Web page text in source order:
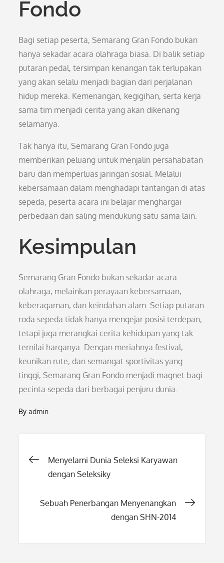
Fondo
Bagi setiap peserta, Semarang Gran Fondo bukan
hanya sekadar acara olahraga biasa. Di balik setiap
putaran pedal, tersimpan kenangan tak terlupakan
yang akan selalu menjadi bagian dari perjalanan
hidup mereka. Kemenangan, kegigihan, serta kerja
sama tim menjadi cerita yang akan dikenang
selamanya.
Tak hanya itu, Semarang Gran Fondo juga
memberikan peluang untuk menjalin persahabatan
baru dan memperluas jaringan sosial. Melalui
kebersamaan dalam menghadapi tantangan di atas
sepeda, peserta acara ini belajar menghargai
perbedaan dan saling mendukung satu sama lain.
Kesimpulan
Semarang Gran Fondo bukan sekadar acara
olahraga, melainkan perayaan kebersamaan,
keberagaman, dan keindahan alam. Setiap putaran
roda sepeda tidak hanya mengejar posisi terdepan,
tetapi juga merangkai cerita kehidupan yang tak
ternilai harganya. Dengan meriahnya festival,
keunikan rute, dan semangat sportivitas yang
tinggi, Semarang Gran Fondo menjadi magnet bagi
pecinta sepeda dari berbagai penjuru dunia.
Byadmin
Post
Menyelami Dunia Seleksi Karyawan
dengan Seleksiky
Sebuah Penerbangan Menyenangkan
dengan SHN-2014